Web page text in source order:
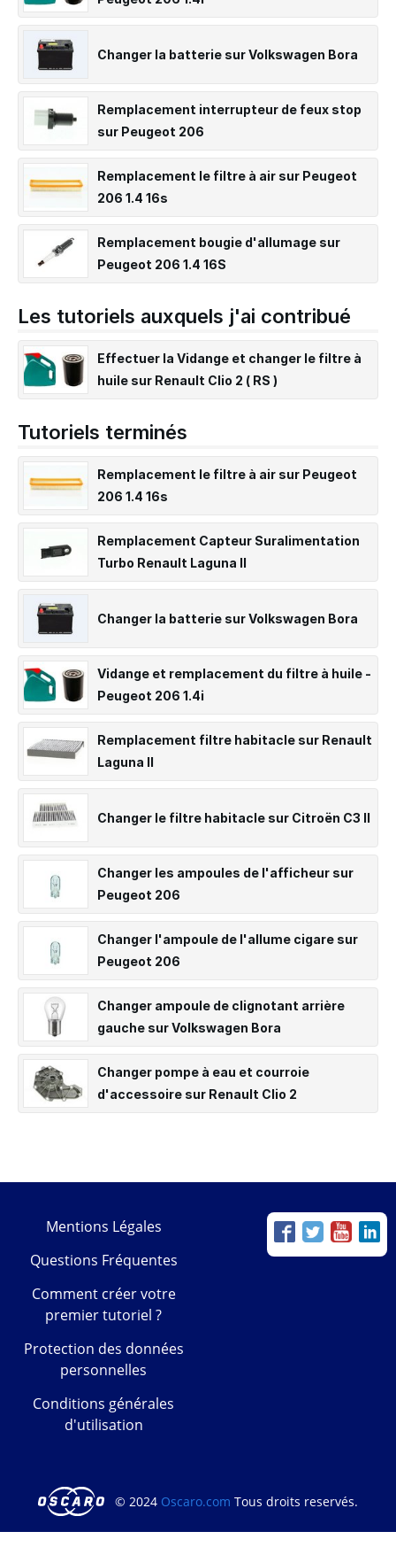
Changer la batterie sur Volkswagen Bora
Remplacement interrupteur de feux stop
sur Peugeot 206
Remplacement le filtre à air sur Peugeot
206 1.4 16s
Remplacement bougie d'allumage sur
Peugeot 206 1.4 16S
Les tutoriels auxquels j'ai contribué
Effectuer la Vidange et changer le filtre à
huile sur Renault Clio 2 ( RS )
Tutoriels terminés
Remplacement le filtre à air sur Peugeot
206 1.4 16s
Remplacement Capteur Suralimentation
Turbo Renault Laguna II
Changer la batterie sur Volkswagen Bora
Vidange et remplacement du filtre à huile -
Peugeot 206 1.4i
Remplacement filtre habitacle sur Renault
Laguna II
Changer le filtre habitacle sur Citroën C3 II
Changer les ampoules de l'afficheur sur
Peugeot 206
Changer l'ampoule de l'allume cigare sur
Peugeot 206
Changer ampoule de clignotant arrière
gauche sur Volkswagen Bora
Changer pompe à eau et courroie
d'accessoire sur Renault Clio 2
Mentions Légales
Questions Fréquentes
Comment créer votre
premier tutoriel ?
Protection des données
personnelles
Conditions générales
d'utilisation
© 2024 Oscaro.com Tous droits reservés.